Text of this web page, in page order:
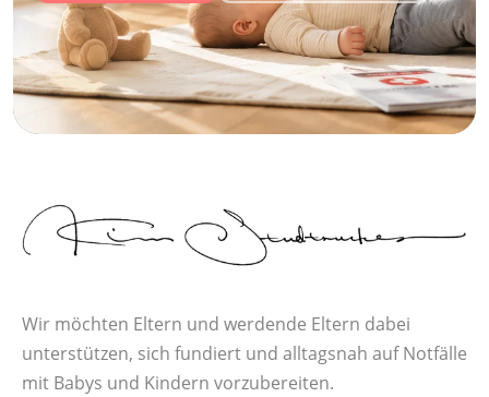
Wir möchten Eltern und werdende Eltern dabei
unterstützen, sich fundiert und alltagsnah auf Notfälle
mit Babys und Kindern vorzubereiten.